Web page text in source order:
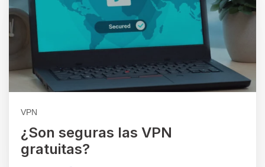
VPN
¿Son seguras las VPN
gratuitas?